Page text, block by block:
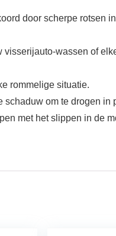
door scherpe rotsen
wassen of
rommelige situatie.
om te drogen
met het slippen in de